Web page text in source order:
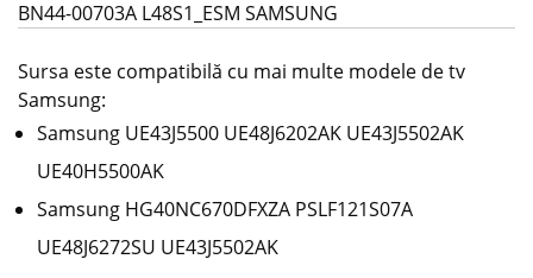
BN44-00703A L48S1_ESM SAMSUNG
Sursa este compatibilă cu mai multe modele de tv
Samsung:
Samsung UE43J5500 UE48J6202AK UE43J5502AK
UE40H5500AK
Samsung HG40NC670DFXZA PSLF121S07A
UE48J6272SU UE43J5502AK